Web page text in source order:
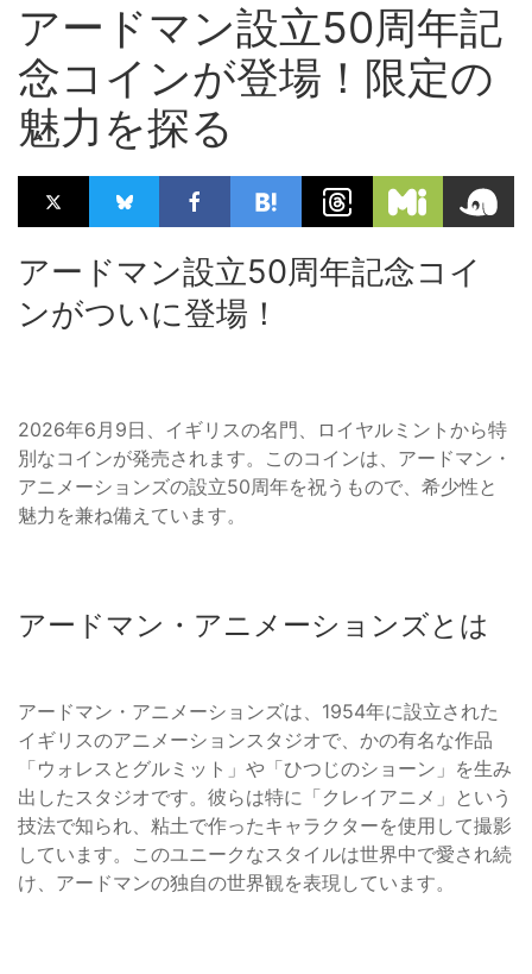
アードマン設立50周年記
念コインが登場！限定の
魅力を探る
アードマン設立50周年記念コイ
ンがついに登場！
2026年6月9日、イギリスの名門、ロイヤルミントから特
別なコインが発売されます。このコインは、アードマン・
アニメーションズの設立50周年を祝うもので、希少性と
魅力を兼ね備えています。
アードマン・アニメーションズとは
アードマン・アニメーションズは、1954年に設立された
イギリスのアニメーションスタジオで、かの有名な作品
「ウォレスとグルミット」や「ひつじのショーン」を生み
出したスタジオです。彼らは特に「クレイアニメ」という
技法で知られ、粘土で作ったキャラクターを使用して撮影
しています。このユニークなスタイルは世界中で愛され続
け、アードマンの独自の世界観を表現しています。